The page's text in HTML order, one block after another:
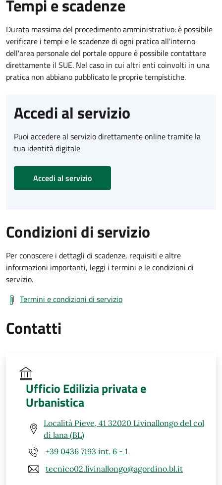
Tempi e scadenze
Durata massima del procedimento amministrativo: è possibile
verificare i tempi e le scadenze di ogni pratica all'interno
dell'area personale del portale oppure è possibile contattare
direttamente il SUE. Nel caso in cui altri enti coinvolti in una
pratica non abbiano pubblicato le proprie tempistiche.
Accedi al servizio
Puoi accedere al servizio direttamente online tramite la
tua identità digitale
Accedi al servizio
Condizioni di servizio
Per conoscere i dettagli di scadenze, requisiti e altre
informazioni importanti, leggi i termini e le condizioni di
servizio.
Termini e condizioni di servizio
Contatti
Ufficio Edilizia privata e
Urbanistica
Località Pieve, 41 32020 Livinallongo del col
di lana (BL)
+39 0436 7193 int. 6 - 1
tecnico02.livinallongo@agordino.bl.it